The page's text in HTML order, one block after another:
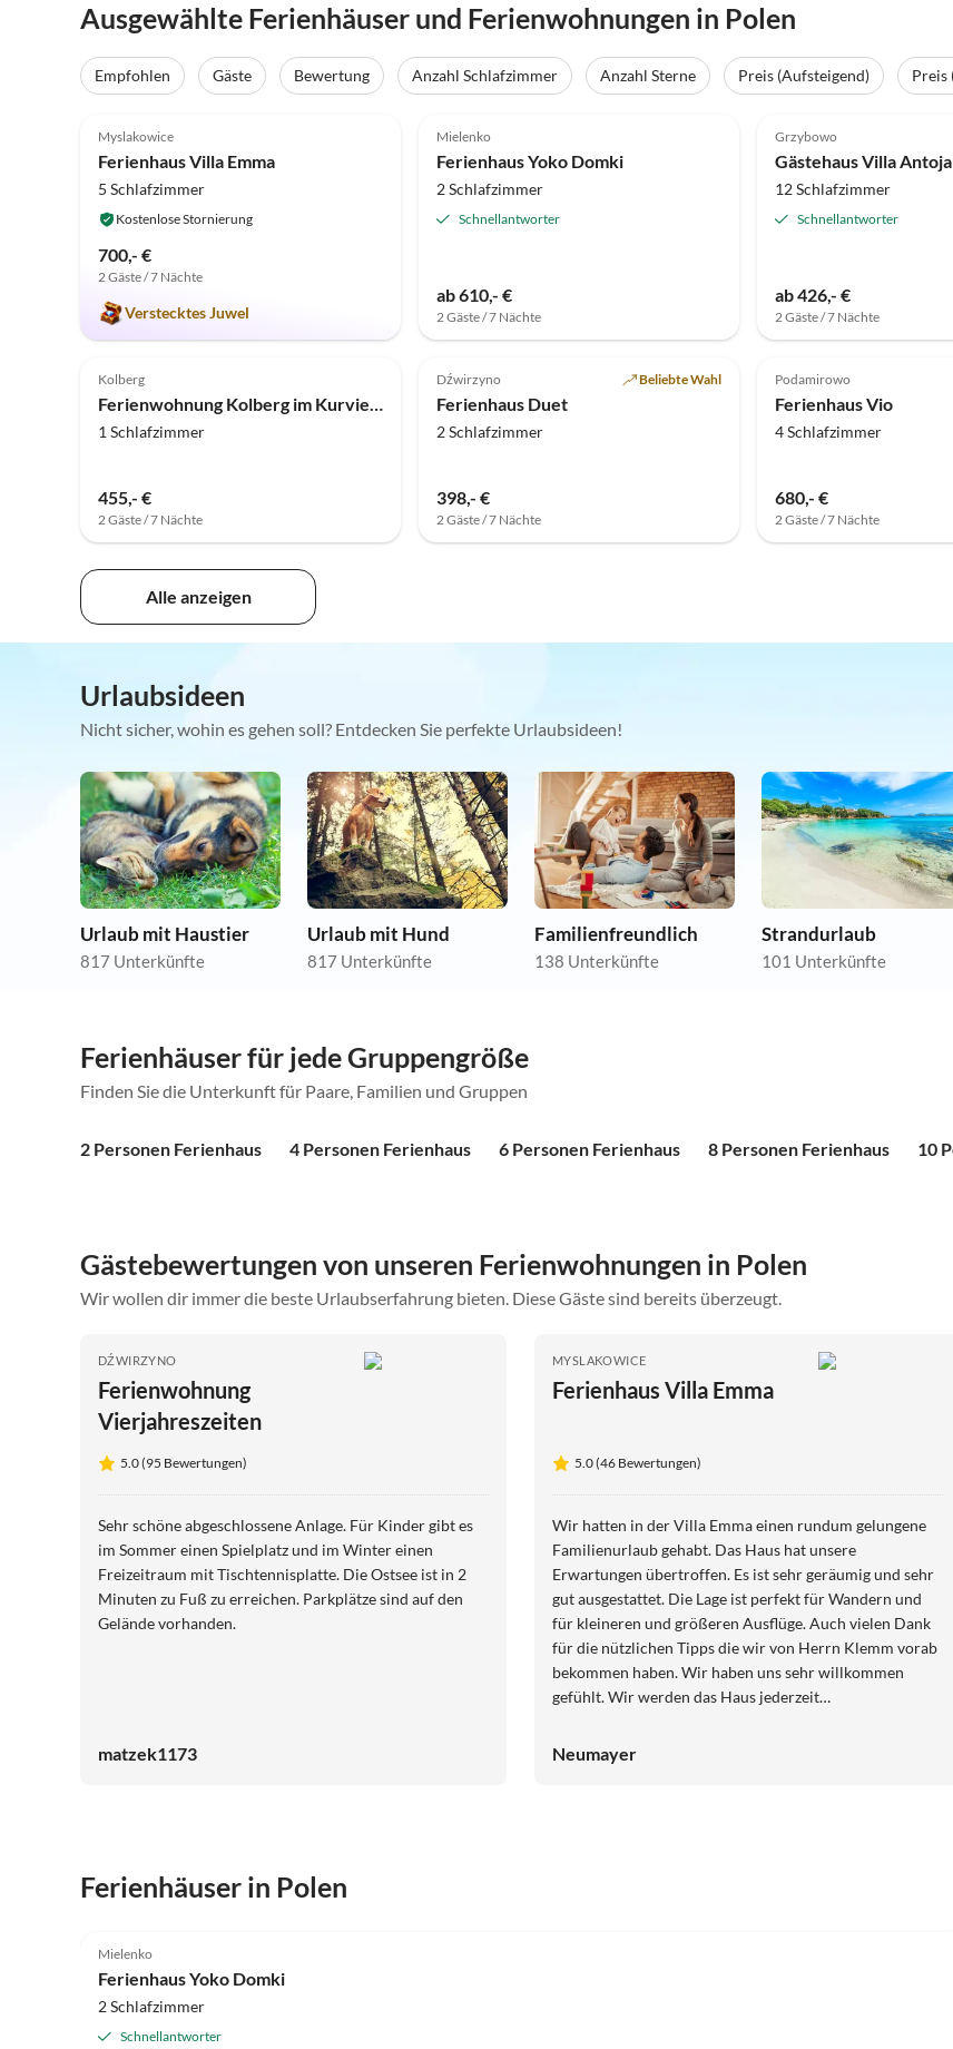
Ausgewählte Ferienhäuser und Ferienwohnungen in Polen
Empfohlen Gäste Bewertung Anzahl Schlafzimmer Anzahl Sterne Preis (Aufsteigend) Preis
Top-Inserat
Myslakowice
Ferienhaus Villa Emma
5 Schlafzimmer
Kostenlose Stornierung
700,- €
2 Gäste / 7 Nächte
Verstecktes Juwel
Top-Inserat
Mielenko
Ferienhaus Yoko Domki
2 Schlafzimmer
Schnellantworter
ab 610,- €
2 Gäste / 7 Nächte
Grzybowo
Gästehaus Villa Antoja
12 Schlafzimmer
Schnellantworter
ab 426,- €
2 Gäste / 7 Nächte
Top-Inserat
4.9 (9)
Kolberg
Ferienwohnung Kolberg im Kurviertel
1 Schlafzimmer
455,- €
2 Gäste / 7 Nächte
Virtuelle
Tour
Top-Inserat
5.0 (5)
Dźwirzyno Beliebte Wahl
Ferienhaus Duet
2 Schlafzimmer
398,- €
2 Gäste / 7 Nächte
4.8 (4)
Podamirowo
Ferienhaus Vio
4 Schlafzimmer
680,- €
2 Gäste / 7 Nächte
Alle anzeigen
Urlaubsideen
Nicht sicher, wohin es gehen soll? Entdecken Sie perfekte Urlaubsideen!
Urlaub mit Haustier
817 Unterkünfte
Urlaub mit Hund
817 Unterkünfte
Familienfreundlich
138 Unterkünfte
Strandurlaub
101 Unterkünfte
Ferienhäuser für jede Gruppengröße
Finden Sie die Unterkunft für Paare, Familien und Gruppen
2 Personen Ferienhaus 4 Personen Ferienhaus 6 Personen Ferienhaus 8 Personen Ferienhaus 10
Gästebewertungen von unseren Ferienwohnungen in Polen
Wir wollen dir immer die beste Urlaubserfahrung bieten. Diese Gäste sind bereits überzeugt.
DŹWIRZYNO
Ferienwohnung
Vierjahreszeiten
5.0 (95 Bewertungen)
Sehr schöne abgeschlossene Anlage. Für Kinder gibt es
im Sommer einen Spielplatz und im Winter einen
Freizeitraum mit Tischtennisplatte. Die Ostsee ist in 2
Minuten zu Fuß zu erreichen. Parkplätze sind auf den
Gelände vorhanden.
matzek1173
MYSLAKOWICE
Ferienhaus Villa Emma
5.0 (46 Bewertungen)
Wir hatten in der Villa Emma einen rundum gelungene
Familienurlaub gehabt. Das Haus hat unsere
Erwartungen übertroffen. Es ist sehr geräumig und sehr
gut ausgestattet. Die Lage ist perfekt für Wandern und
für kleineren und größeren Ausflüge. Auch vielen Dank
für die nützlichen Tipps die wir von Herrn Klemm vorab
bekommen haben. Wir haben uns sehr willkommen
gefühlt. Wir werden das Haus jederzeit
Neumayer
Ferienhäuser in Polen
Mielenko
Ferienhaus Yoko Domki
2 Schlafzimmer
Schnellantworter